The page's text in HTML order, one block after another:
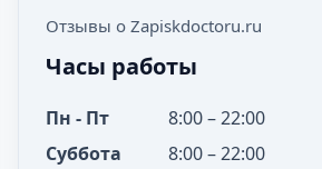
Отзывы о Zapiskdoctoru.ru
Часы работы
Пн - Пт
8:00 – 22:00
Суббота
8:00 – 22:00